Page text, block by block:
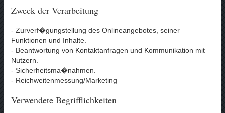
Zweck der Verarbeitung
- Zurverf�gungstellung des Onlineangebotes, seiner
Funktionen und Inhalte.
- Beantwortung von Kontaktanfragen und Kommunikation mit
Nutzern.
- Sicherheitsma�nahmen.
- Reichweitenmessung/Marketing
Verwendete Begrifflichkeiten